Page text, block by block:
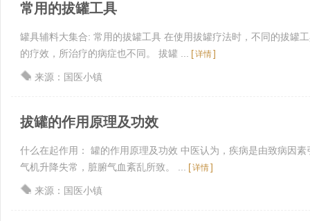
常用的拔罐工具
罐具辅料大集合: 常用的拔罐工具 在使用拔罐疗法时，不同的拔罐
的疗效，所治疗的病症也不同。 拔罐 ...
[详情]
来源：国医小镇
拔罐的作用原理及功效
什么在起作用： 罐的作用原理及功效 中医认为，疾病是由致病因
气机升降失常，脏腑气血紊乱所致。 ...
[详情]
来源：国医小镇